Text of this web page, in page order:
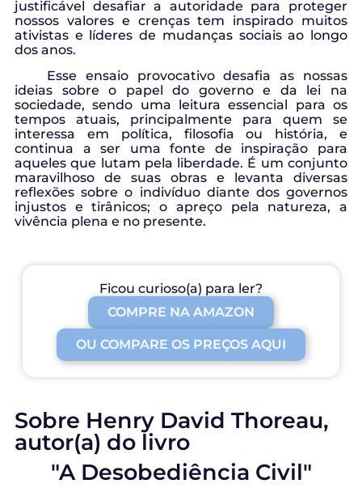
justificável desafiar a autoridade para proteger
nossos valores e crenças tem inspirado muitos
ativistas e líderes de mudanças sociais ao longo
dos anos.
Esse ensaio provocativo desafia as nossas
ideias sobre o papel do governo e da lei na
sociedade, sendo uma leitura essencial para os
tempos atuais, principalmente para quem se
interessa em política, filosofia ou história, e
continua a ser uma fonte de inspiração para
aqueles que lutam pela liberdade. É um conjunto
maravilhoso de suas obras e levanta diversas
reflexões sobre o indivíduo diante dos governos
injustos e tirânicos; o apreço pela natureza, a
vivência plena e no presente.
Ficou curioso(a) para ler?
COMPRE NA AMAZON
OU COMPARE OS PREÇOS AQUI
Sobre Henry David Thoreau,
autor(a) do livro
"A Desobediência Civil"